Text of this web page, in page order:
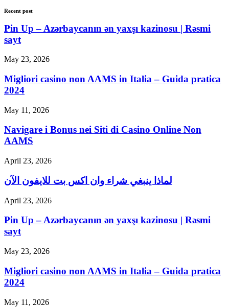
Recent post
Pin Up – Azərbaycanın ən yaxşı kazinosu | Rəsmi
sayt
May 23, 2026
Migliori casino non AAMS in Italia – Guida pratica
2024
May 11, 2026
Navigare i Bonus nei Siti di Casino Online Non
AAMS
April 23, 2026
لماذا ينبغي شراء وان اكس بت للايفون الآن
April 23, 2026
Pin Up – Azərbaycanın ən yaxşı kazinosu | Rəsmi
sayt
May 23, 2026
Migliori casino non AAMS in Italia – Guida pratica
2024
May 11, 2026